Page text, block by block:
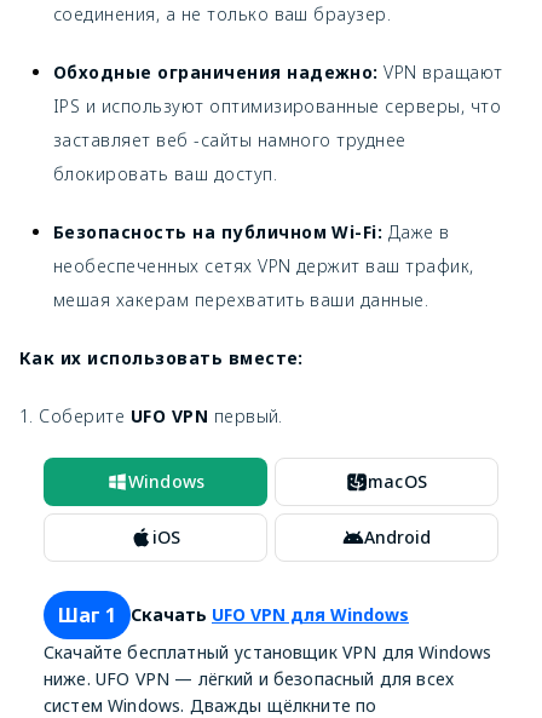
соединения, а не только ваш браузер.
Обходные ограничения надежно:VPN вращают
IPS и используют оптимизированные серверы, что
заставляет веб -сайты намного труднее
блокировать ваш доступ.
Безопасность на публичном Wi-Fi: Даже в
необеспеченных сетях VPN держит ваш трафик,
мешая хакерам перехватить ваши данные.
Как их использовать вместе:
1. Соберите UFO VPN первый.
Windows macOS
iOS Android
Шаг 1 Скачать UFO VPN для Windows
Скачайте бесплатный установщик VPN для Windows
ниже. UFO VPN — лёгкий и безопасный для всех
систем Windows. Дважды щёлкните по